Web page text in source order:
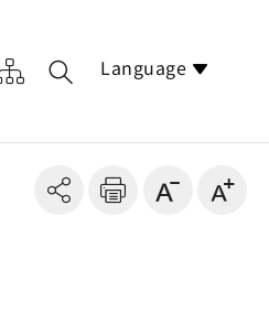
Language